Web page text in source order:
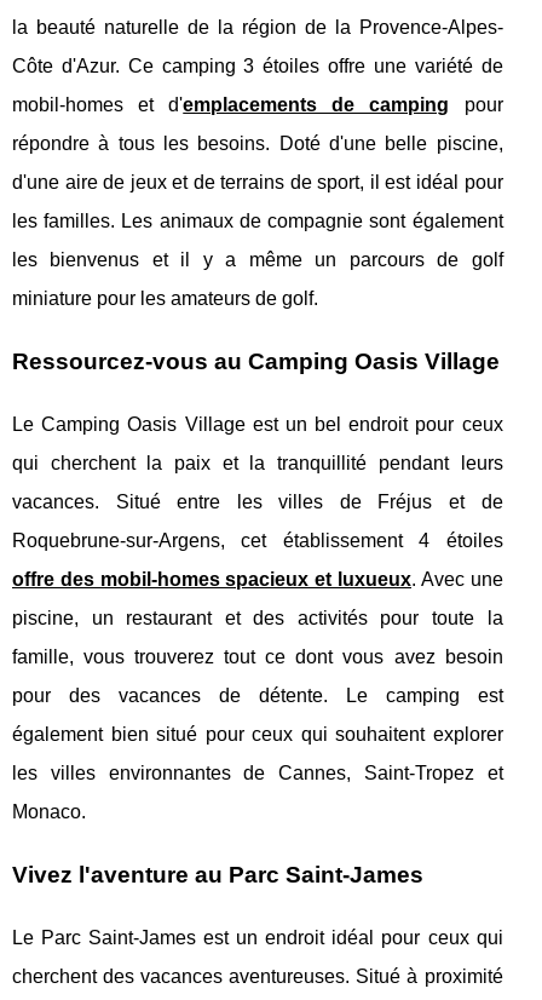
la beauté naturelle de la région de la Provence-Alpes-
Côte d'Azur. Ce camping 3 étoiles offre une variété de
mobil-homes et d'emplacements de camping pour
répondre à tous les besoins. Doté d'une belle piscine,
d'une aire de jeux et de terrains de sport, il est idéal pour
les familles. Les animaux de compagnie sont également
les bienvenus et il y a même un parcours de golf
miniature pour les amateurs de golf.
Ressourcez-vous au Camping Oasis Village
Le Camping Oasis Village est un bel endroit pour ceux
qui cherchent la paix et la tranquillité pendant leurs
vacances. Situé entre les villes de Fréjus et de
Roquebrune-sur-Argens, cet établissement 4 étoiles
offre des mobil-homes spacieux et luxueux. Avec une
piscine, un restaurant et des activités pour toute la
famille, vous trouverez tout ce dont vous avez besoin
pour des vacances de détente. Le camping est
également bien situé pour ceux qui souhaitent explorer
les villes environnantes de Cannes, Saint-Tropez et
Monaco.
Vivez l'aventure au Parc Saint-James
Le Parc Saint-James est un endroit idéal pour ceux qui
cherchent des vacances aventureuses. Situé à proximité